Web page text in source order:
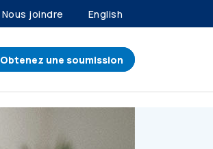
Nous joindre English
Obtenez une soumission